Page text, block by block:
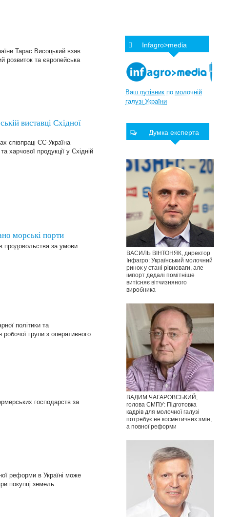
Тарас Висоцький взяв
розвиток та європейська
виставці Східної
співпраці ЄС-Україна
харчової продукції у Східній
морські порти
продовольства за умови
політики та
групи з оперативного
господарств за
реформи в Україні може
покупці земель.
Infagro>media
Ваш путівник по молочній
галузі України
Думка експерта
ВАСИЛЬ ВІНТОНЯК, директор
Інфагро: Український молочний
ринок у стані рівноваги, але
імпорт дедалі помітніше
витісняє вітчизняного
виробника
ВАДИМ ЧАГАРОВСЬКИЙ,
голова СМПУ: Підготовка
кадрів для молочної галузі
потребує не косметичних змін,
а повної реформи